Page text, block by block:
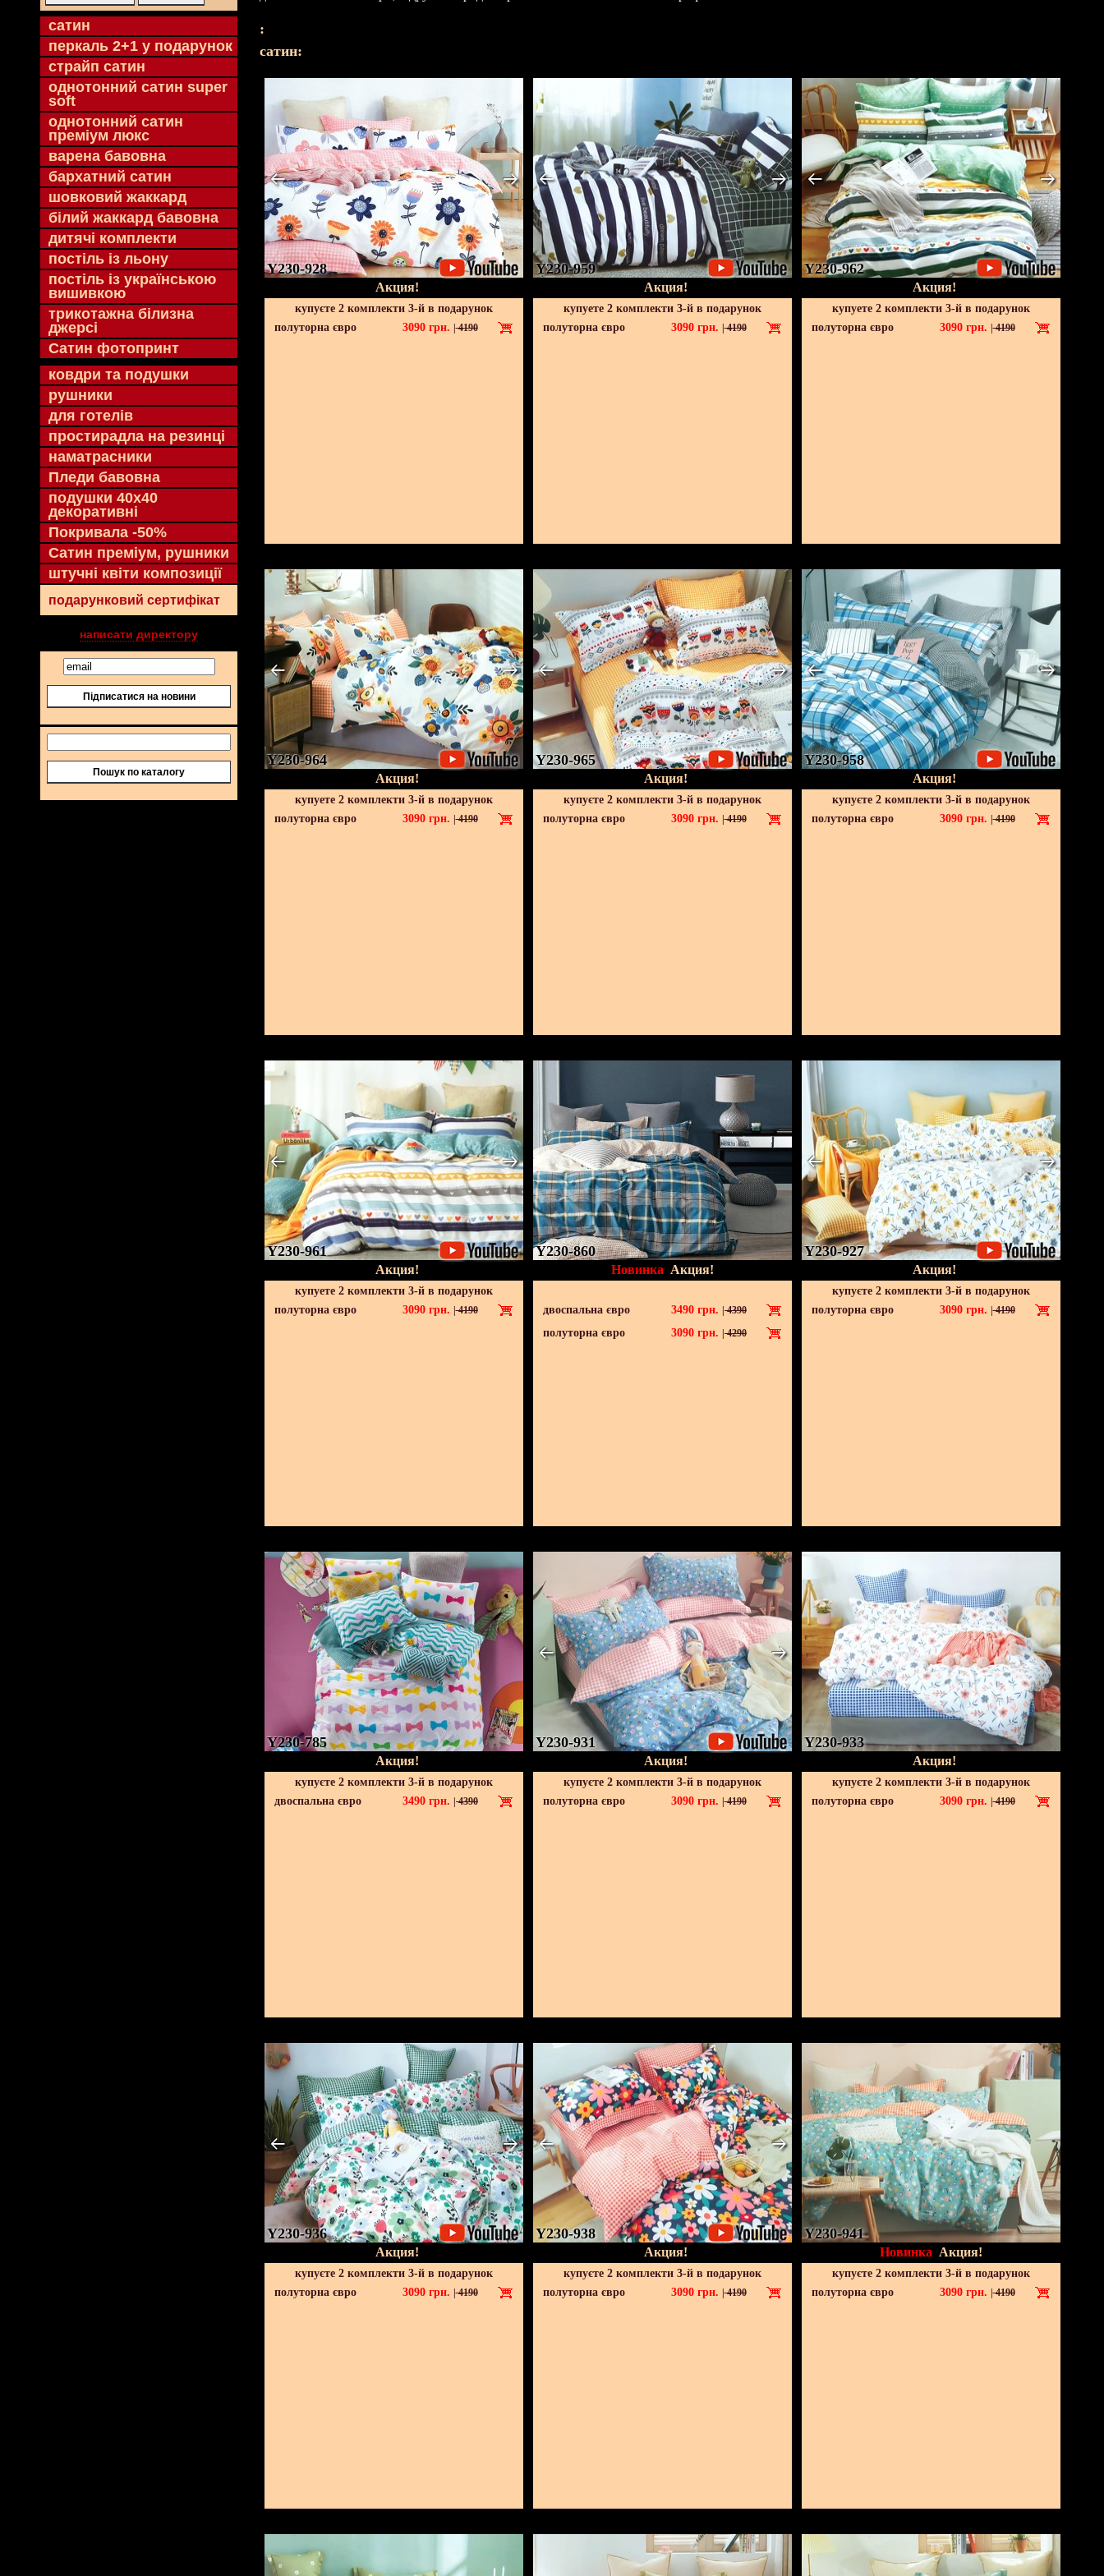
cатин
перкаль 2+1 у подарунок
страйп сатин
однотонний сатин super
soft
однотонний сатин
преміум люкс
варена бавовна
бархатний сатин
шовковий жаккард
білий жаккард бавовна
дитячі комплекти
постіль із льону
постіль із українською
вишивкою
трикотажна білизна
джерсі
Сатин фотопринт
ковдри та подушки
рушники
для готелів
простирадла на резинці
наматрасники
Пледи бавовна
подушки 40х40
декоративні
Покривала -50%
Сатин преміум, рушники
штучні квіти композиції
подарунковий сертифікат
написати директору
Підписатися на новини
Пошук по каталогу
:
cатин:
Y230-928
Акция!
купуєте 2 комплекти 3-й в подарунок
полуторна євро
3090 грн. |4190
Y230-959
Акция!
купуете 2 комплекти 3-й в подарунок
полуторна євро
3090 грн. |4190
Y230-962
Акция!
купуете 2 комплекти 3-й в подарунок
полуторна євро
3090 грн. |4190
Y230-964
Акция!
купуете 2 комплекти 3-й в подарунок
полуторна євро
3090 грн. |4190
Y230-965
Акция!
купуєте 2 комплекти 3-й в подарунок
полуторна євро
3090 грн. |4190
Y230-958
Акция!
купуєте 2 комплекти 3-й в подарунок
полуторна євро
3090 грн. |4190
Y230-961
Акция!
купуете 2 комплекти 3-й в подарунок
полуторна євро
3090 грн. |4190
Y230-860
Новинка Акция!
двоспальна євро 3490 грн. 4390
полуторна євро 3090 грн. 4290
Y230-927
Акция!
купуєте 2 комплекти 3-й в подарунок
полуторна євро
3090 грн. |4190
Y230-785
Акция!
купуєте 2 комплекти 3-й в подарунок
двоспальна євро
3490 грн. 4390
Y230-931
Акция!
купуєте 2 комплекти 3-й в подарунок
полуторна євро
3090 грн. |4190
Y230-933
Акция!
купуєте 2 комплекти 3-й в подарунок
полуторна євро
3090 грн. |4190
Y230-936
Акция!
купуєте 2 комплекти 3-й в подарунок
полуторна євро
3090 грн. |4190
Y230-938
Акция!
купуєте 2 комплекти 3-й в подарунок
полуторна євро
3090 грн. |4190
Y230-941
Новинка Акция!
купуєте 2 комплекти 3-й в подарунок
полуторна євро
3090 грн. |4190